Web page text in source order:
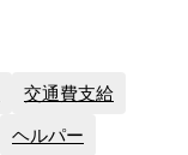
交通費支給
ヘルパー